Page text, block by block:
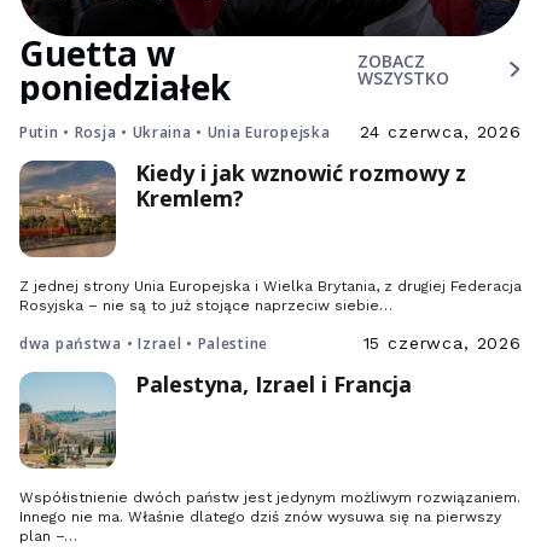
Guetta w
poniedziałek
ZOBACZ
WSZYSTKO
Putin • Rosja • Ukraina • Unia Europejska 24 czerwca, 2026
Kiedy i jak wznowić rozmowy z
Kremlem?
Z jednej strony Unia Europejska i Wielka Brytania, z drugiej Federacja
Rosyjska – nie są to już stojące naprzeciw siebie…
dwa państwa • Izrael • Palestine 15 czerwca, 2026
Palestyna, Izrael i Francja
Współistnienie dwóch państw jest jedynym możliwym rozwiązaniem.
Innego nie ma. Właśnie dlatego dziś znów wysuwa się na pierwszy
plan –…